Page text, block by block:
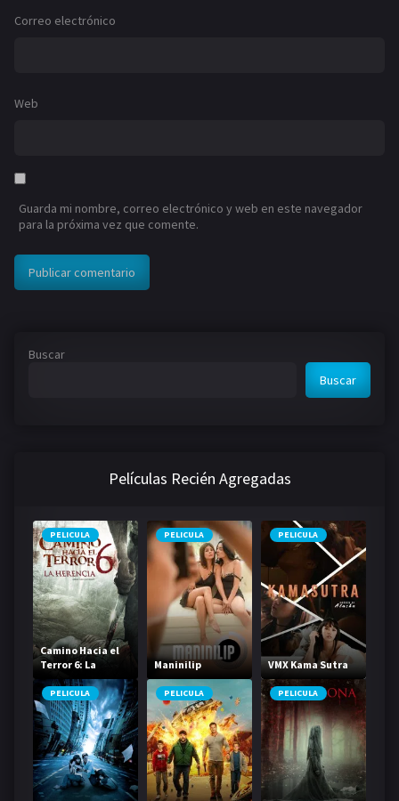
Correo electrónico
Web
Guarda mi nombre, correo electrónico y web en este navegador
para la próxima vez que comente.
Buscar
Buscar
Películas Recién Agregadas
PELICULA
Camino Hacia el
Terror 6: La
Herencia
PELICULA
Maninilip
PELICULA
VMX Kama Sutra
PELICULA PELICULA PELICULA